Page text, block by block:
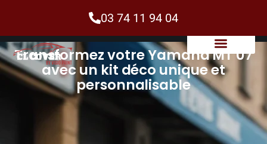
03 74 11 94 04
Transformez votre Yamaha MT 07
avec un kit déco unique et
personnalisable